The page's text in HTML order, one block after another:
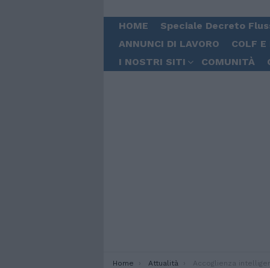
HOME Speciale Decreto
ANNUNCI DI LAVORO
COLF
I NOSTRI SITI
COMUNITÀ
You are here:
Home Attualità Accoglienza intelligente dei migranti e promozione della